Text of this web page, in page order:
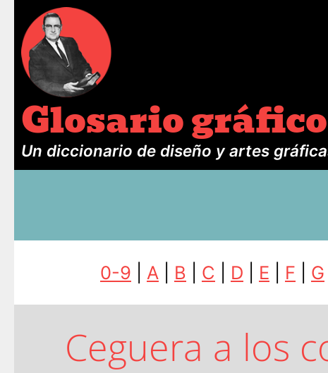
Glosario gráfico
Un diccionario de diseño y artes
0-9 A B C D E F G
Ceguera a los